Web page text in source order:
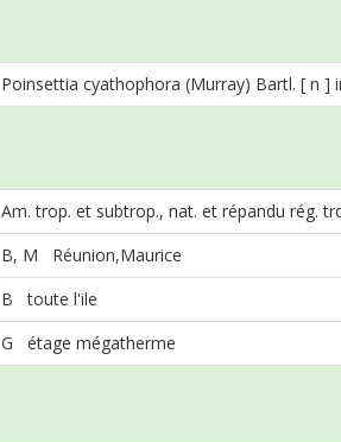
Poinsettia cyathophora (Murray) Bartl. [ n ]
Am. trop. et subtrop., nat. et répandu rég.
B, M Réunion,Maurice
B toute l'ile
G étage mégatherme